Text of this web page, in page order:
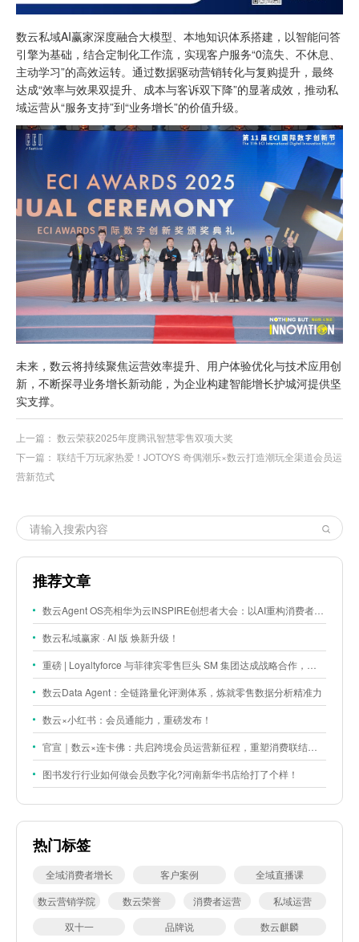
数云私域AI赢家深度融合大模型、本地知识体系搭建，以智能问答
引擎为基础，结合定制化工作流，实现客户服务“0流失、不休息、
主动学习”的高效运转。通过数据驱动营销转化与复购提升，最终
达成“效率与效果双提升、成本与客诉双下降”的显著成效，推动私
域运营从“服务支持”到“业务增长”的价值升级。
未来，数云将持续聚焦运营效率提升、用户体验优化与技术应用创
新，不断探寻业务增长新动能，为企业构建智能增长护城河提供坚
实支撑。
上一篇： 数云荣获2025年度腾讯智慧零售双项大奖
下一篇： 联结千万玩家热爱！JOTOYS 奇偶潮乐×数云打造潮玩全渠道会员运
营新范式
推荐文章
数云Agent OS亮相华为云INSPIRE创想者大会：以AI重构消费者运营与零售营销新范式
数云私域赢家 · AI 版 焕新升级！
重磅 | Loyaltyforce 与菲律宾零售巨头 SM 集团达成战略合作，携手开启 SMAC 会员数智化运营新征程
数云Data Agent：全链路量化评测体系，炼就零售数据分析精准力
数云×小红书：会员通能力，重磅发布！
官宣｜数云×连卡佛：共启跨境会员运营新征程，重塑消费联结新体验
图书发行行业如何做会员数字化?河南新华书店给打了个样！
热门标签
全域消费者增长 客户案例
全域直播课
数云营销学院
数云荣誉 消费者运营
私域运营
双十一
品牌说 数云麒麟